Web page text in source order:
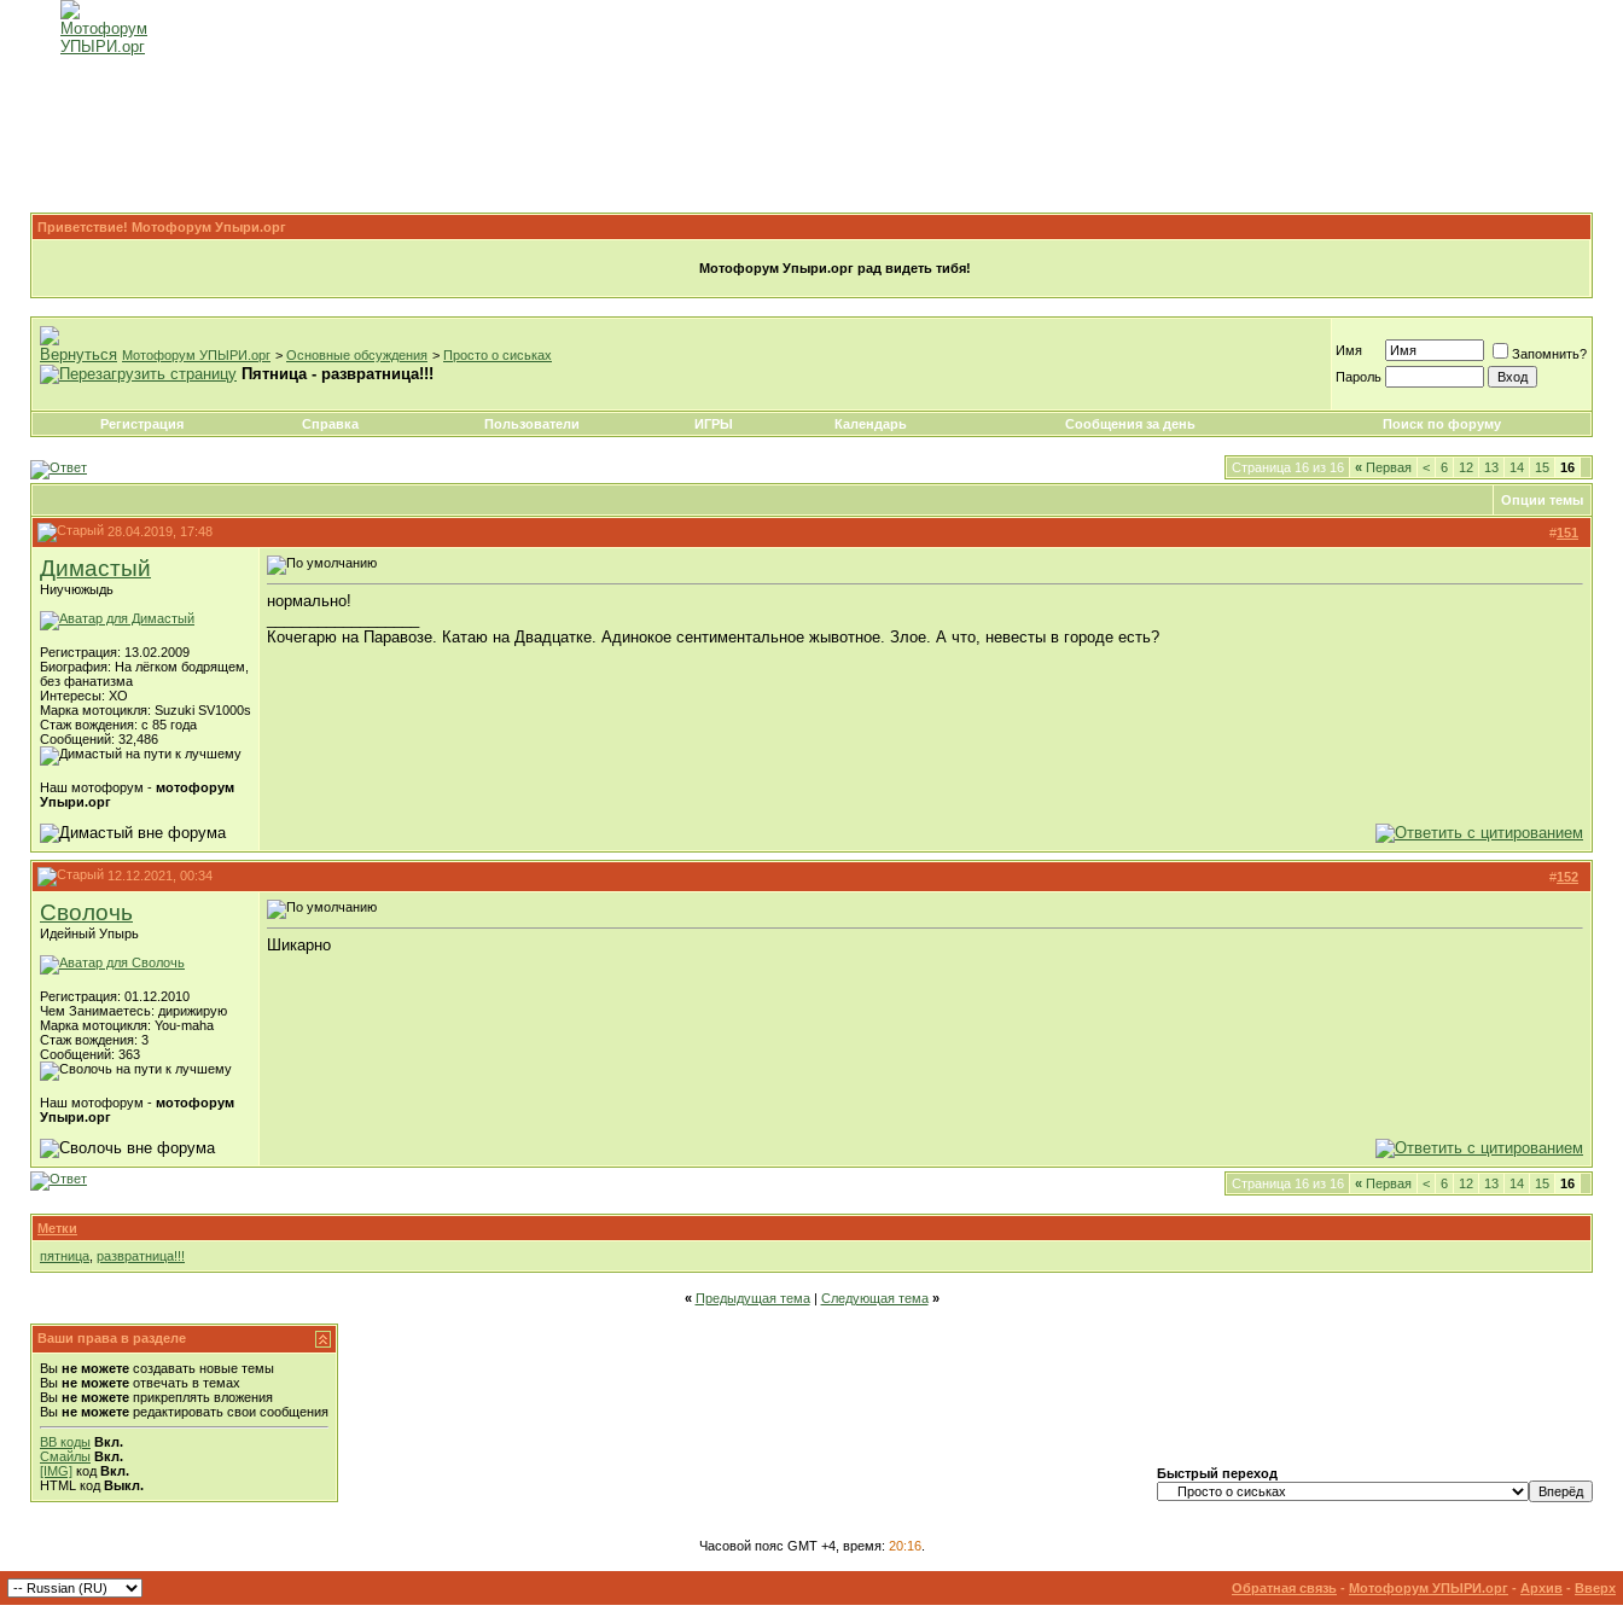
Приветствие! Мотофорум Упыри.орг
Мотофорум Упыри.орг рад видеть тибя!
Мотофорум УПЫРИ.орг > Основные обсуждения > Просто о сиськах
Пятница - развратница!!!
Имя
Запомнить?
Пароль
Регистрация Справка Пользователи ИГРЫ Календарь Сообщения за день Поиск по форуму
Страница 16 из 16 « Первая < 6 12 13 14 15 16
Опции темы
28.04.2019, 17:48 #151
Димастый
Ниучюжыдь
Регистрация: 13.02.2009
Биография: На лёгком бодрящем,
без фанатизма
Интересы: ХО
Марка мотоцикля: Suzuki SV1000s
Стаж вождения: с 85 года
Сообщений: 32,486
Наш мотофорум - мотофорум
Упыри.орг
нормально!
Кочегарю на Паравозе. Катаю на Двадцатке. Адинокое сентиментальное жывотное. Злое. А что, невесты в городе есть?
12.12.2021, 00:34 #152
Сволочь
Идейный Упырь
Регистрация: 01.12.2010
Чем Занимаетесь: дирижирую
Марка мотоцикля: You-maha
Стаж вождения: 3
Сообщений: 363
Наш мотофорум - мотофорум
Упыри.орг
Шикарно
Страница 16 из 16 « Первая < 6 12 13 14 15 16
Метки
пятница развратница!!!
« Предыдущая тема| Следующая тема »
Ваши права в разделе
Вы не можете создавать новые темы
Вы не можете отвечать в темах
Вы не можете прикреплять вложения
Вы не можете редактировать свои сообщения
BB коды Вкл.
Смайлы Вкл.
[IMG] код Вкл.
HTML код Выкл.
Быстрый переход
Часовой пояс GMT +4, время: 20:16.
Обратная связь - Мотофорум УПЫРИ.орг - Архив - Вверх